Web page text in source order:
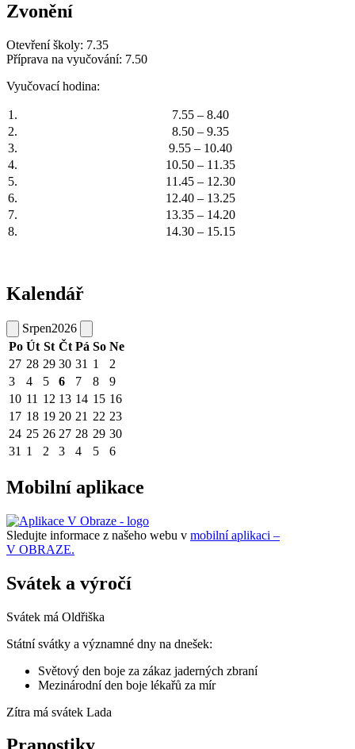
Zvonění
Otevření školy: 7.35
Příprava na vyučování: 7.50
Vyučovací hodina:
1.
7.55 – 8.40
2.
8.50 – 9.35
3.
9.55 – 10.40
4.
10.50 – 11.35
5.
11.45 – 12.30
6.
12.40 – 13.25
7.
13.35 – 14.20
8.
14.30 – 15.15
Kalendář
Srpen2026
Po Út St Čt Pá So Ne
27 28 29 30 31 1
2
3
4 5 6 7 8
9
10 11 12 13 14 15 16
17 18 19 20 21 22 23
24 25 26 27 28 29 30
31 1 2 3 4 5 6
Mobilní aplikace
Sledujte informace z našeho webu v mobilní aplikaci –
V OBRAZE.
Svátek a výročí
Svátek má Oldřiška
Státní svátky a významné dny na dnešek:
Světový den boje za zákaz jaderných zbraní
Mezinárodní den boje lékařů za mír
Zítra má svátek Lada